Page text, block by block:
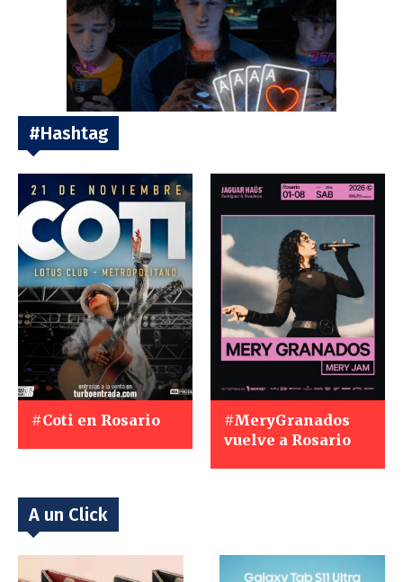
#Hashtag
#Coti en Rosario
#MeryGranados
vuelve a Rosario
A un Click